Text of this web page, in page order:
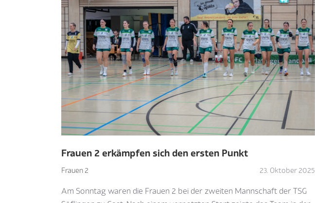
Frauen 2 erkämpfen sich den ersten Punkt
Frauen 2 23. Oktober 2025
Am Sonntag waren die Frauen 2 bei der zweiten Mannschaft der TSG